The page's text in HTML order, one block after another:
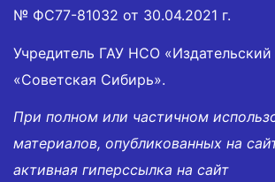
№ ФС77-81032 от 30.04.2021 г.
Учредитель ГАУ НСО
«Советская Сибирь».
При полном или частичном
материалов, опубликованных на
активная гиперссылка на сайт